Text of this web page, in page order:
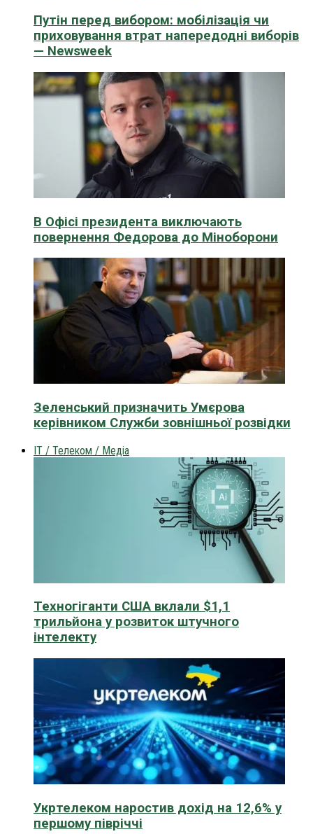
Путін перед вибором: мобілізація чи
приховування втрат напередодні виборів
— Newsweek
В Офісі президента виключають
повернення Федорова до Міноборони
Зеленський призначить Умєрова
керівником Служби зовнішньої розвідки
IT / Телеком / Медіа
Техногіганти США вклали $1,1
трильйона у розвиток штучного
інтелекту
Укртелеком наростив дохід на 12,6% у
першому півріччі